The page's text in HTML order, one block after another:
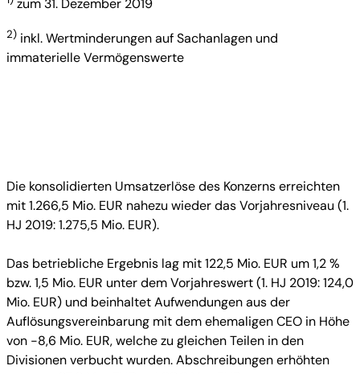
zum 31. Dezember 2019
2) inkl. Wertminderungen auf Sachanlagen und
immaterielle Vermögenswerte
Die konsolidierten Umsatzerlöse des Konzerns erreichten
mit 1.266,5 Mio. EUR nahezu wieder das Vorjahresniveau (1.
HJ 2019: 1.275,5 Mio. EUR).
Das betriebliche Ergebnis lag mit 122,5 Mio. EUR um 1,2 %
bzw. 1,5 Mio. EUR unter dem Vorjahreswert (1. HJ 2019: 124,0
Mio. EUR) und beinhaltet Aufwendungen aus der
Auflösungsvereinbarung mit dem ehemaligen CEO in Höhe
von -8,6 Mio. EUR, welche zu gleichen Teilen in den
Divisionen verbucht wurden. Abschreibungen erhöhten